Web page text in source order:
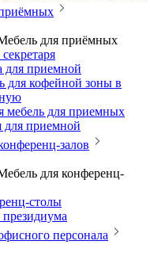
для приёмных
для приемной
для кофейной зоны в
мебель для приемных
для приемной
залов
для конференц-
столы
персонала